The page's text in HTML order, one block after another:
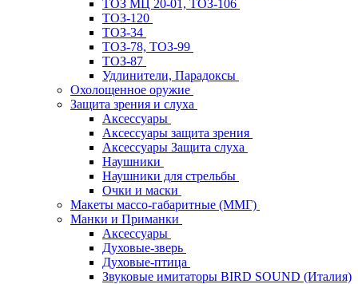
ТОЗ МЦ 20-01, ТОЗ-106
ТОЗ-120
ТОЗ-34
ТОЗ-78, ТОЗ-99
ТОЗ-87
Удлинители, Парадоксы
Охолощенное оружие
Защита зрения и слуха
Аксессуары
Аксессуары защита зрения
Аксессуары Защита слуха
Наушники
Наушники для стрельбы
Очки и маски
Макеты массо-габаритные (ММГ)
Манки и Приманки
Аксессуары
Духовые-зверь
Духовые-птица
Звуковые имитаторы BIRD SOUND (Италия)